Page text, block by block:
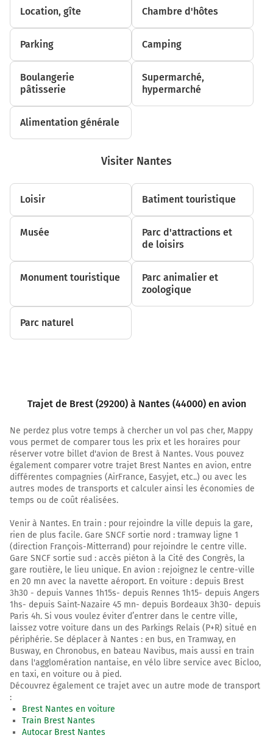
Location, gîte Chambre d'hôtes
Parking Camping
Boulangerie
pâtisserie
Supermarché,
hypermarché
Alimentation générale
Visiter Nantes
Loisir Batiment touristique
Musée
Parc d'attractions et
de loisirs
Monument touristique
Parc animalier et
zoologique
Parc naturel
Trajet de Brest (29200) à Nantes (44000) en avion
Ne perdez plus votre temps à chercher un vol pas cher, Mappy
vous permet de comparer tous les prix et les horaires pour
réserver votre billet d'avion de Brest à Nantes. Vous pouvez
également comparer votre trajet Brest Nantes en avion, entre
différentes compagnies (AirFrance, Easyjet, etc..) ou avec les
autres modes de transports et calculer ainsi les économies de
temps ou de coût réalisées.
Venir à Nantes. En train : pour rejoindre la ville depuis la gare,
rien de plus facile. Gare SNCF sortie nord : tramway ligne 1
(direction François-Mitterrand) pour rejoindre le centre ville.
Gare SNCF sortie sud : accès piéton à la Cité des Congrès, la
gare routière, le lieu unique. En avion : rejoignez le centre-ville
en 20 mn avec la navette aéroport. En voiture : depuis Brest
3h30 - depuis Vannes 1h15s- depuis Rennes 1h15- depuis Angers
1hs- depuis Saint-Nazaire 45 mn- depuis Bordeaux 3h30- depuis
Paris 4h. Si vous voulez éviter d’entrer dans le centre ville,
laissez votre voiture dans un des Parkings Relais (P+R) situé en
périphérie. Se déplacer à Nantes : en bus, en Tramway, en
Busway, en Chronobus, en bateau Navibus, mais aussi en train
dans l'agglomération nantaise, en vélo libre service avec Bicloo,
en taxi, en voiture ou à pied.
Découvrez également ce trajet avec un autre mode de transport
:
Brest Nantes en voiture
Train Brest Nantes
Autocar Brest Nantes